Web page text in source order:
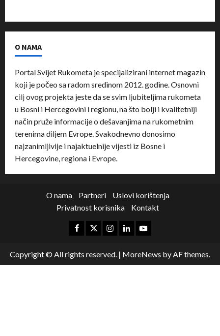
O NAMA
Portal Svijet Rukometa je specijalizirani internet magazin
koji je počeo sa radom sredinom 2012. godine. Osnovni
cilj ovog projekta jeste da se svim ljubiteljima rukometa
u Bosni i Hercegovini i regionu, na što bolji i kvalitetniji
način pruže informacije o dešavanjima na rukometnim
terenima diljem Evrope. Svakodnevno donosimo
najzanimljivije i najaktuelnije vijesti iz Bosne i
Hercegovine, regiona i Evrope.
O nama Partneri
Uslovi korištenja
Privatnost korisnika
Kontakt
Copyright © All rights reserved. | MoreNews by AF themes.